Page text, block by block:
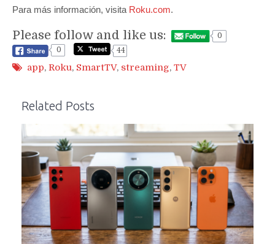
Para más información, visita Roku.com.
Please follow and like us:
0
0
44
app, Roku, SmartTV, streaming, TV
Related Posts